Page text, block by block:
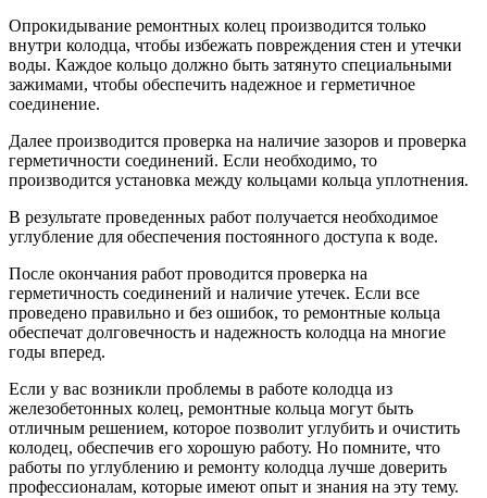
Опрокидывание ремонтных колец производится только
внутри колодца, чтобы избежать повреждения стен и утечки
воды. Каждое кольцо должно быть затянуто специальными
зажимами, чтобы обеспечить надежное и герметичное
соединение.
Далее производится проверка на наличие зазоров и проверка
герметичности соединений. Если необходимо, то
производится установка между кольцами кольца уплотнения.
В результате проведенных работ получается необходимое
углубление для обеспечения постоянного доступа к воде.
После окончания работ проводится проверка на
герметичность соединений и наличие утечек. Если все
проведено правильно и без ошибок, то ремонтные кольца
обеспечат долговечность и надежность колодца на многие
годы вперед.
Если у вас возникли проблемы в работе колодца из
железобетонных колец, ремонтные кольца могут быть
отличным решением, которое позволит углубить и очистить
колодец, обеспечив его хорошую работу. Но помните, что
работы по углублению и ремонту колодца лучше доверить
профессионалам, которые имеют опыт и знания на эту тему.